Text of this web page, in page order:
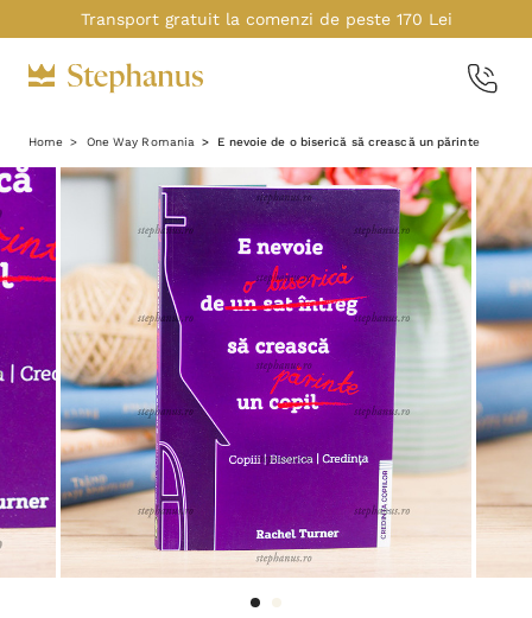
Transport gratuit la comenzi de peste 170 Lei
Home One Way Romania E nevoie de o biserică să crească un părinte